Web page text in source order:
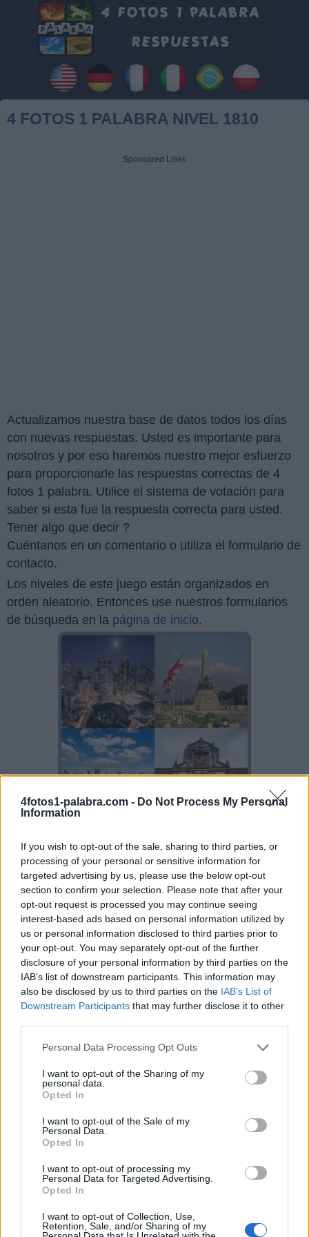
4fotos1-palabra.com - Do Not Process My Personal
Information
If you wish to opt-out of the sale, sharing to third parties, or
processing of your personal or sensitive information for
targeted advertising by us, please use the below opt-out
section to confirm your selection. Please note that after your
opt-out request is processed you may continue seeing
interest-based ads based on personal information utilized by
us or personal information disclosed to third parties prior to
your opt-out. You may separately opt-out of the further
disclosure of your personal information by third parties on the
IAB’s list of downstream participants. This information may
also be disclosed by us to third parties on the IAB’s List of
Downstream Participants that may further disclose it to other
Personal Data Processing Opt Outs
I want to opt-out of the Sharing of my
personal data.
Opted In
I want to opt-out of the Sale of my
Personal Data.
Opted In
I want to opt-out of processing my
Personal Data for Targeted Advertising.
Opted In
I want to opt-out of Collection, Use,
Retention, Sale, and/or Sharing of my
4 FOTOS 1 PALABRA NIVEL 1810
Sponsored Links
Actualizamos nuestra base de datos todos los días
con nuevas respuestas. Usted es importante para
nosotros y por eso haremos nuestro mejor esfuerzo
para proporcionarle las respuestas correctas de 4
fotos 1 palabra. Utilice el sistema de votación para
saber si esta fue la respuesta correcta para usted.
Tener algo que decir ?
Cuéntanos en un comentario o utiliza el formulario de
contacto.
Los niveles de este juego están organizados en
orden aleatorio. Entonces use nuestros formularios
de búsqueda en la página de inicio.
Sponsored Links
Responder:MANILA